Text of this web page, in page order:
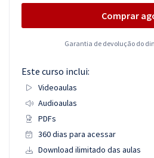
Comprar
Garantia de devolução do
Este curso inclui:
Videoaulas
Audioaulas
PDFs
360 dias para acessar
Download ilimitado das aulas